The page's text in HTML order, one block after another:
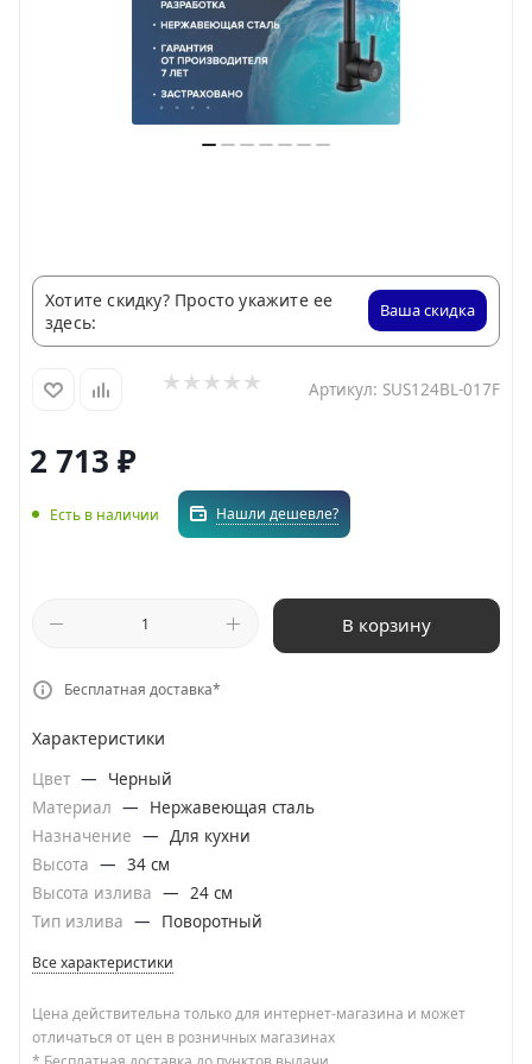
Хотите скидку? Просто укажите ее
здесь:
Ваша скидка
Артикул: SUS124BL-017F
2 713 ₽
Есть в наличии Нашли дешевле?
В корзину
Бесплатная доставка*
Характеристики
Цвет —
Черный
Материал —
Нержавеющая сталь
Назначение — Для кухни
Высота — 34 см
Высота излива — 24 см
Тип излива — Поворотный
Все характеристики
Цена действительна только для интернет-магазина и может
отличаться от цен в розничных магазинах